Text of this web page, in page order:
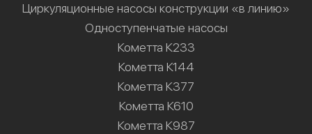
Циркуляционные насосы конструкции «в линию»
Одноступенчатые насосы
Кометта К233
Кометта К144
Кометта К377
Кометта К610
Кометта К987